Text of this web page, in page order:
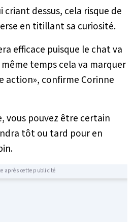
dessus, cela risque de
en titillant sa curiosité.
efficace puisque le chat va
même temps cela va marquer
action», confirme Corinne
vous pouvez être certain
tôt ou tard pour en
après cette publicité